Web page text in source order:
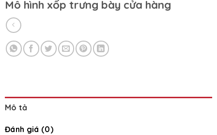
Mô hình xốp trưng bày cửa hàng
Mô tả
Đánh giá (0)